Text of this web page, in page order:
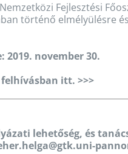
Fejlesztési
történő elmélyülésre
november 30.
itt. >>>
lehetőség, és